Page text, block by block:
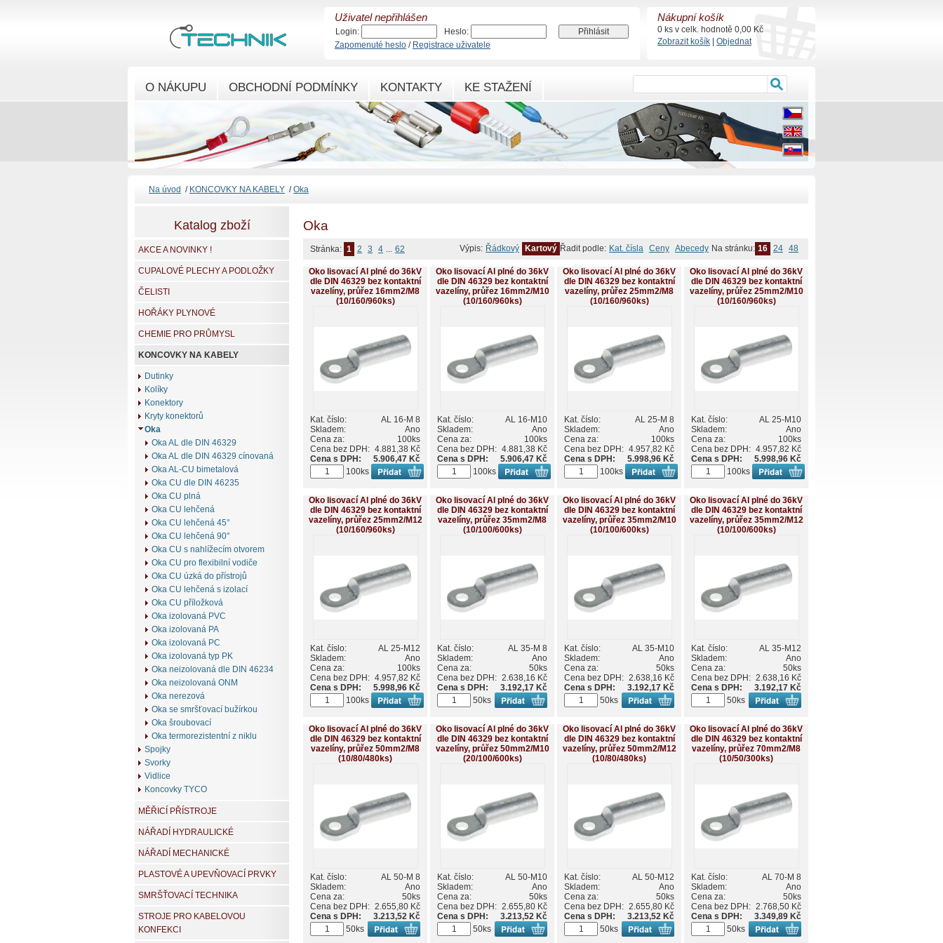
Oka
Na stránku: 16 24 48
Řadit podle: Kat. čísla Ceny Abecedy
Výpis: Řádkový Kartový
Stránka: 1 2 3 4 ... 62
Oko lisovací Al plné do 36kV
dle DIN 46329 bez kontaktní
vazelíny, průřez 16mm2/M8
(10/160/960ks)
Kat. číslo:
AL 16-M 8
Skladem:
Ano
Cena za:
100ks
Cena bez DPH: 4.881,38 Kč
Cena s DPH:
5.906,47 Kč
100ks
Oko lisovací Al plné do 36kV
dle DIN 46329 bez kontaktní
vazelíny, průřez 16mm2/M10
(10/160/960ks)
Kat. číslo:
AL 16-M10
Skladem:
Ano
Cena za:
100ks
Cena bez DPH: 4.881,38 Kč
Cena s DPH:
5.906,47 Kč
100ks
Oko lisovací Al plné do 36kV
dle DIN 46329 bez kontaktní
vazelíny, průřez 25mm2/M8
(10/160/960ks)
Kat. číslo:
AL 25-M 8
Skladem:
Ano
Cena za:
100ks
Cena bez DPH: 4.957,82 Kč
Cena s DPH:
5.998,96 Kč
100ks
Oko lisovací Al plné do 36kV
dle DIN 46329 bez kontaktní
vazelíny, průřez 25mm2/M10
(10/160/960ks)
Kat. číslo:
AL 25-M10
Skladem:
Ano
Cena za:
100ks
Cena bez DPH: 4.957,82 Kč
Cena s DPH:
5.998,96 Kč
100ks
Oko lisovací Al plné do 36kV
dle DIN 46329 bez kontaktní
vazelíny, průřez 25mm2/M12
(10/160/960ks)
Kat. číslo:
AL 25-M12
Skladem:
Ano
Cena za:
100ks
Cena bez DPH: 4.957,82 Kč
Cena s DPH:
5.998,96 Kč
100ks
Oko lisovací Al plné do 36kV
dle DIN 46329 bez kontaktní
vazelíny, průřez 35mm2/M8
(10/100/600ks)
Kat. číslo:
AL 35-M 8
Skladem:
Ano
Cena za:
50ks
Cena bez DPH: 2.638,16 Kč
Cena s DPH:
3.192,17 Kč
50ks
Oko lisovací Al plné do 36kV
dle DIN 46329 bez kontaktní
vazelíny, průřez 35mm2/M10
(10/100/600ks)
Kat. číslo:
AL 35-M10
Skladem:
Ano
Cena za:
50ks
Cena bez DPH: 2.638,16 Kč
Cena s DPH:
3.192,17 Kč
50ks
Oko lisovací Al plné do 36kV
dle DIN 46329 bez kontaktní
vazelíny, průřez 35mm2/M12
(10/100/600ks)
Kat. číslo:
AL 35-M12
Skladem:
Ano
Cena za:
50ks
Cena bez DPH: 2.638,16 Kč
Cena s DPH:
3.192,17 Kč
50ks
Oko lisovací Al plné do 36kV
dle DIN 46329 bez kontaktní
vazelíny, průřez 50mm2/M8
(10/80/480ks)
Kat. číslo:
AL 50-M 8
Skladem:
Ano
Cena za:
50ks
Cena bez DPH: 2.655,80 Kč
Cena s DPH:
3.213,52 Kč
50ks
Oko lisovací Al plné do 36kV
dle DIN 46329 bez kontaktní
vazelíny, průřez 50mm2/M10
(20/100/600ks)
Kat. číslo:
AL 50-M10
Skladem:
Ano
Cena za:
50ks
Cena bez DPH: 2.655,80 Kč
Cena s DPH:
3.213,52 Kč
50ks
Oko lisovací Al plné do 36kV
dle DIN 46329 bez kontaktní
vazelíny, průřez 50mm2/M12
(10/80/480ks)
Kat. číslo:
AL 50-M12
Skladem:
Ano
Cena za:
50ks
Cena bez DPH: 2.655,80 Kč
Cena s DPH:
3.213,52 Kč
50ks
Oko lisovací Al plné do 36kV
dle DIN 46329 bez kontaktní
vazelíny, průřez 70mm2/M8
(10/50/300ks)
Kat. číslo:
AL 70-M 8
Skladem:
Ano
Cena za:
50ks
Cena bez DPH: 2.768,50 Kč
Cena s DPH:
3.349,89 Kč
50ks
Katalog zboží
AKCE A NOVINKY !
CUPALOVÉ PLECHY A PODLOŽKY
ČELISTI
HOŘÁKY PLYNOVÉ
CHEMIE PRO PRŮMYSL
KONCOVKY NA KABELY
Dutinky
Kolíky
Konektory
Kryty konektorů
Oka
Oka AL dle DIN 46329
Oka AL dle DIN 46329 cínovaná
Oka AL-CU bimetalová
Oka CU dle DIN 46235
Oka CU plná
Oka CU lehčená
Oka CU lehčená 45°
Oka CU lehčená 90°
Oka CU s nahlížecím otvorem
Oka CU pro flexibilní vodiče
Oka CU úzká do přístrojů
Oka CU lehčená s izolací
Oka CU příložková
Oka izolovaná PVC
Oka izolovaná PA
Oka izolovaná PC
Oka izolovaná typ PK
Oka neizolovaná dle DIN 46234
Oka neizolovaná ONM
Oka nerezová
Oka se smršťovací bužírkou
Oka šroubovací
Oka termorezistentní z niklu
Spojky
Svorky
Vidlice
Koncovky TYCO
MĚŘICÍ PŘÍSTROJE
NÁŘADÍ HYDRAULICKÉ
NÁŘADÍ MECHANICKÉ
PLASTOVÉ A UPEVŇOVACÍ PRVKY
SMRŠŤOVACÍ TECHNIKA
STROJE PRO KABELOVOU
KONFEKCI
Na úvod / KONCOVKY NA KABELY /Oka
O NÁKUPU OBCHODNÍ PODMÍNKY KONTAKTY KE STAŽENÍ
Nákupní košík
0 ks v celk. hodnotě 0,00 Kč
Zobrazit košík
Objednat
Uživatel nepřihlášen
Login:
Heslo:
Zapomenuté heslo / Registrace uživatele